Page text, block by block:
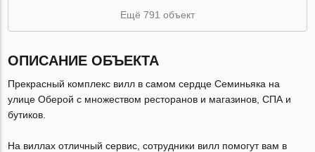
Ещё 791 объект
ОПИСАНИЕ ОБЪЕКТА
Прекрасный комплекс вилл в самом сердце Семиньяка на
улице Оберой с множеством ресторанов и магазинов, СПА и
бутиков.
На виллах отличный сервис, сотрудники вилл помогут вам в